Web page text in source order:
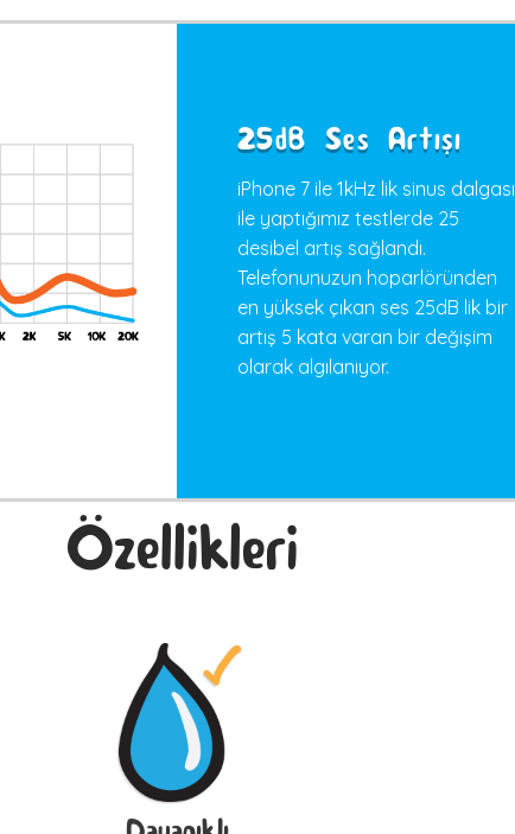
25dB Ses Artışı
iPhone 7 ile 1kHz lik sinus dalgası
ile yaptığımız testlerde 25
desibel artış sağlandı.
Telefonunuzun hoparlöründen
en yüksek çıkan ses 25dB lik bir
artış 5 kata varan bir değişim
olarak algılanıyor.
Özellikleri